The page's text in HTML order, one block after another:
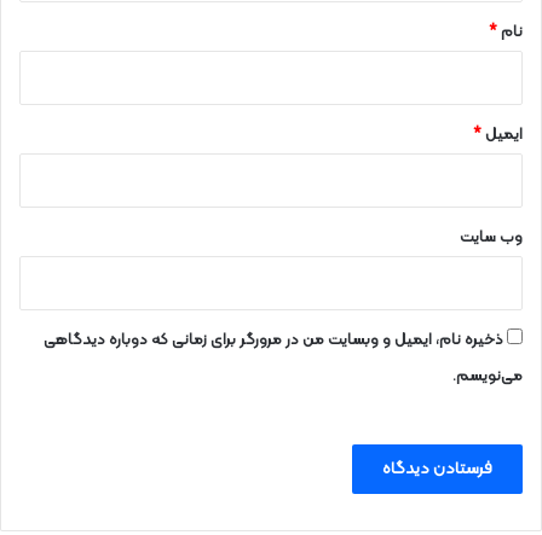
نام*
ایمیل*
وب‌ سایت
ذخیره نام، ایمیل و وبسایت من در مرورگر برای زمانی که دوباره دیدگاهی
می‌نویسم.